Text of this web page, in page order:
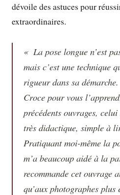
dévoile des astuces pour
extraordinaires.
« La pose longue n’est
mais c’est une technique
rigueur dans sa
Croce pour vous
précédents ouvrages,
très didactique, simple à
Pratiquant moi-même la
m’a beaucoup aidé à la
recommande cet ouvrage
qu’aux photographes